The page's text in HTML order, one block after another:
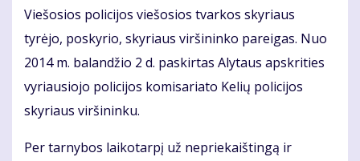
Viešosios policijos viešosios tvarkos skyriaus
tyrėjo, poskyrio, skyriaus viršininko pareigas. Nuo
2014 m. balandžio 2 d. paskirtas Alytaus apskrities
vyriausiojo policijos komisariato Kelių policijos
skyriaus viršininku.
Per tarnybos laikotarpį už nepriekaištingą ir